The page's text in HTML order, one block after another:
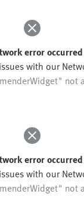
error occurred
with our
not
error occurred
with our
not